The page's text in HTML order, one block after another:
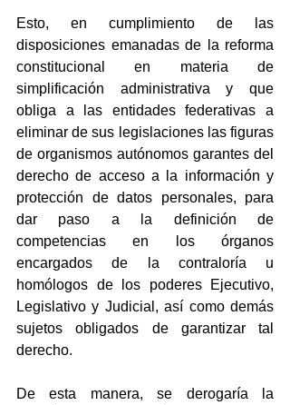
Esto, en cumplimiento de las
disposiciones emanadas de la reforma
constitucional en materia de
simplificación administrativa y que
obliga a las entidades federativas a
eliminar de sus legislaciones las figuras
de organismos autónomos garantes del
derecho de acceso a la información y
protección de datos personales, para
dar paso a la definición de
competencias en los órganos
encargados de la contraloría u
homólogos de los poderes Ejecutivo,
Legislativo y Judicial, así como demás
sujetos obligados de garantizar tal
derecho.
De esta manera, se derogaría la